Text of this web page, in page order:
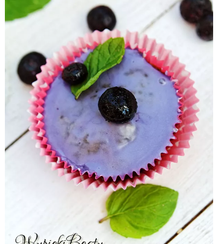
Pieczywo
Przetwory
Posiłki
Zdrowo i fit
Kuchnie świata
SKLEP
Polski